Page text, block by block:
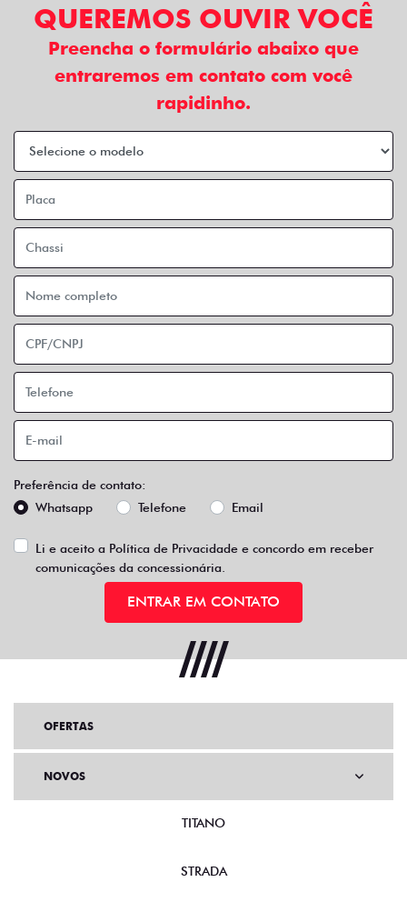
QUEREMOS OUVIR VOCÊ
Preencha o formulário abaixo que
entraremos em contato com você
rapidinho.
Preferência de contato:
Whatsapp
Telefone Email
Li e aceito a Política de Privacidade e concordo em receber
comunicações da concessionária.
ENTRAR EM CONTATO
OFERTAS
NOVOS
TITANO
STRADA